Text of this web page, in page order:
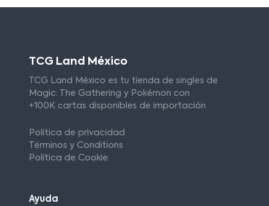
TCG Land México
TCG Land México es tu tienda de singles de
Magic: The Gathering y Pokémon con
+100K cartas disponibles de importación
Política de privacidad
Términos y Conditions
Política de Cookie
Ayuda